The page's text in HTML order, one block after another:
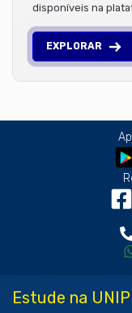
disponíveis na
EXPLORAR
Estude na UNIP